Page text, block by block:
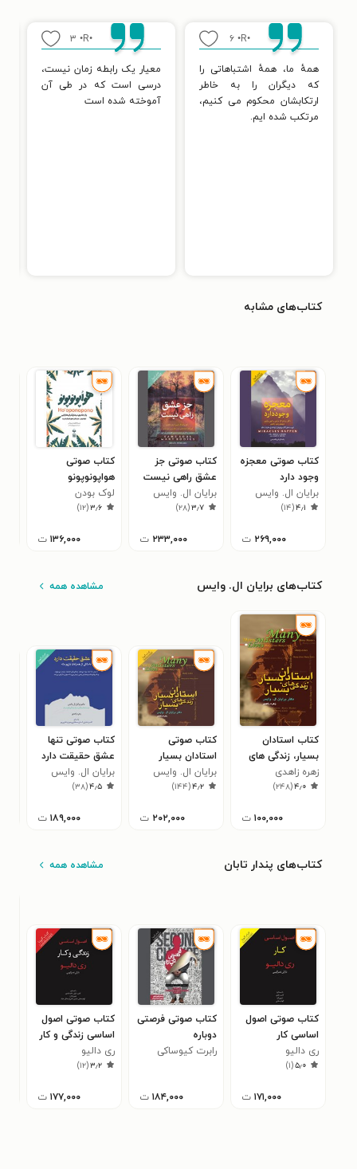
•R• ۶
همهٔ ما، همهٔ اشتباهاتی را
که دیگران را به خاطر
ارتکابشان محکوم می کنیم،
مرتکب شده ایم.
•R• ۳
معیار یک رابطه زمان نیست،
درسی است که در طی آن
آموخته شده است
کتاب‌های مشابه
کتاب صوتی معجزه
وجود دارد
برایان ال‌. وایس
۴٫۱(۱۴)
۲۶۹,۰۰۰ ت
کتاب صوتی جز
عشق راهی نیست
برایان ال‌. وایس
۳٫۷(۲۸)
۲۳۳,۰۰۰ ت
کتاب صوتی
هواپونوپونو
لوک بودن
۳٫۶(۱۲)
۱۳۶,۰۰۰ ت
کتاب‌های برایان ال‌. وایس مشاهده همه
کتاب استادان
بسیار، زندگی های
بسیار
زهره زاهدی
۴٫۰(۲۴۸)
۱۰۰,۰۰۰ ت
کتاب صوتی
استادان بسیار
زندگی‌ های بسیار
برایان ال‌. وایس
۴٫۲(۱۴۴)
۲۰۲,۰۰۰ ت
کتاب صوتی تنها
عشق حقیقت دارد
برایان ال‌. وایس
۴٫۵(۳۸)
۱۸۹,۰۰۰ ت
کتاب‌های پندار تابان مشاهده همه
کتاب صوتی اصول
اساسی کار
ری دالیو
۵٫۰(۱)
۱۷۱,۰۰۰ ت
کتاب صوتی فرصتی
دوباره
رابرت کیوساکی
۱۸۴,۰۰۰ ت
کتاب صوتی اصول
اساسی زندگی و کار
ری دالیو
۳٫۲(۱۲)
۱۷۷,۰۰۰ ت